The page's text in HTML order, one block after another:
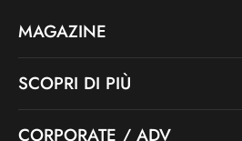
MAGAZINE
SCOPRI DI PIÙ
CORPORATE / ADV